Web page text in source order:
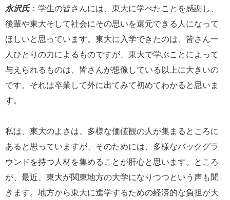
永沢氏：学生の皆さんには、東大に学べたことを感謝し、
後輩や東大そして社会にその思いを還元できる人になって
ほしいと思っています。東大に入学できたのは、皆さん一
人ひとりの力によるものですが、東大で学ぶことによって
与えられるものは、皆さんが想像している以上に大きいの
です。それは卒業して外に出てみて初めてわかると思いま
す。
私は、東大のよさは、多様な価値観の人が集まるところに
あると思っていますが、そのためには、多様なバックグラ
ウンドを持つ人材を集めることが肝心と思います。ところ
が、最近、東大が関東地方の大学になりつつという声も聞
きます。地方から東大に進学するための経済的な負担が大